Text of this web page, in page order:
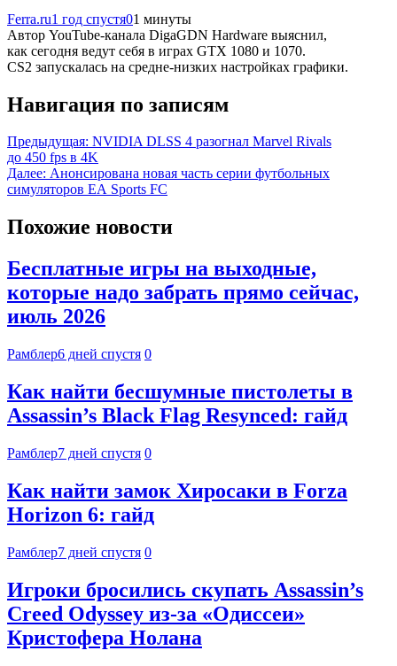
Ferra.ru1 год спустя01 минуты
Автор YouTube-канала DigaGDN Hardware выяснил,
как сегодня ведут себя в играх GTX 1080 и 1070.
CS2 запускалась на средне-низких настройках графики.
Навигация по записям
Предыдущая: NVIDIA DLSS 4 разогнал Marvel Rivals
до 450 fps в 4K
Далее: Анонсирована новая часть серии футбольных
симуляторов EA Sports FC
Похожие новости
Бесплатные игры на выходные,
которые надо забрать прямо сейчас,
июль 2026
Рамблер6 дней спустя 0
Как найти бесшумные пистолеты в
Assassin’s Black Flag Resynced: гайд
Рамблер7 дней спустя 0
Как найти замок Хиросаки в Forza
Horizon 6: гайд
Рамблер7 дней спустя 0
Игроки бросились скупать Assassin’s
Creed Odyssey из-за «Одиссеи»
Кристофера Нолана